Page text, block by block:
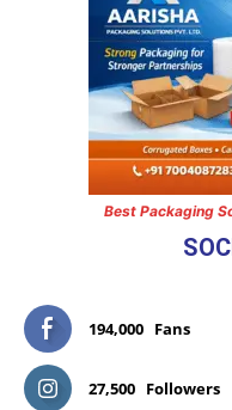
Best Packaging
194,000 Fans
27,500 Followers